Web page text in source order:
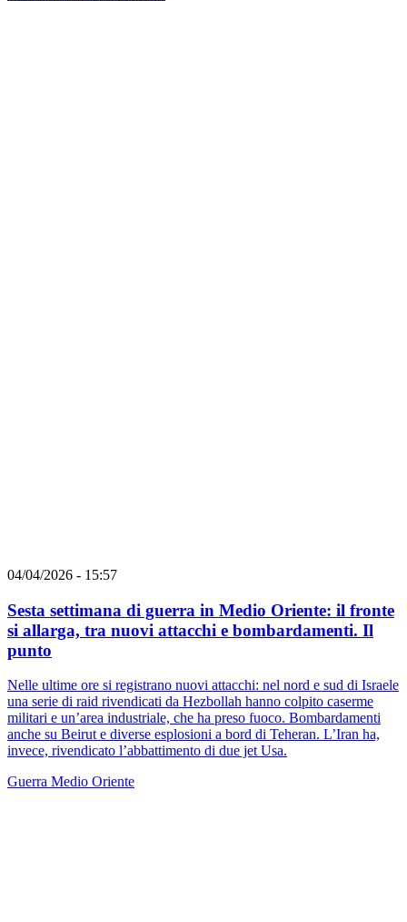
04/04/2026 - 15:57
Sesta settimana di guerra in Medio Oriente: il fronte
si allarga, tra nuovi attacchi e bombardamenti. Il
punto
Nelle ultime ore si registrano nuovi attacchi: nel nord e sud di Israele
una serie di raid rivendicati da Hezbollah hanno colpito caserme
militari e un’area industriale, che ha preso fuoco. Bombardamenti
anche su Beirut e diverse esplosioni a bord di Teheran. L’Iran ha,
invece, rivendicato l’abbattimento di due jet Usa.
Guerra Medio Oriente